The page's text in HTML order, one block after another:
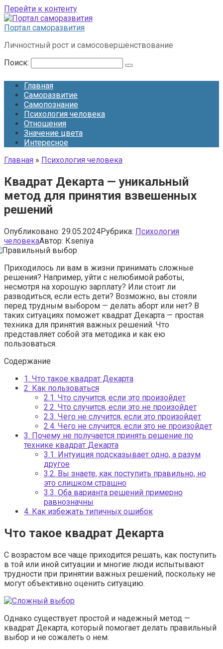
Перейти к контенту
Портал саморазвития
Личностный рост и самосовершенствование
Поиск:
Главная
Саморазвитие
Самопознание
Психология человека
Отношения
Значение цвета
Интересное
Главная » Психология человека
Квадрат Декарта — уникальный
метод для принятия взвешенных
решений
Опубликовано: 29.05.2024Рубрика: Психология
человекаАвтор: Кseniya
Приходилось ли вам в жизни принимать сложные
решения? Например, уйти с нелюбимой работы,
несмотря на хорошую зарплату? Или стоит ли
разводиться, если есть дети? Возможно, вы стояли
перед трудным выбором — делать аборт или нет? В
таких ситуациях поможет квадрат Декарта — простая
техника для принятия важных решений. Что
представляет собой эта методика и как ею
пользоваться.
Содержание
1. Что такое квадрат Декарта
2. Как пользоваться
2.1. Что случится, если это произойдет
2.2. Что случится, если это не произойдет
2.3. Чего не случится, если это произойдет
2.4. Чего не случится, если это не произойдет
3. Почему не получается принять решение по
технике квадрат Декарта
3.1. Интуиция подсказывает одно, а разум
другое
3.2. Вы знаете, как поступить правильно, но
это слишком страшно
3.3. Оба варианта решений примерно
равнозначны
4. Как избежать типичных ошибок
Что такое квадрат Декарта
С возрастом все чаще приходится решать, как поступить
в той или иной ситуации и многие люди испытывают
трудности при принятии важных решений, поскольку не
могут объективно оценить ситуацию.
Однако существует простой и надежный метод —
квадрат Декарта, который помогает делать правильный
выбор и не сожалеть о нем.